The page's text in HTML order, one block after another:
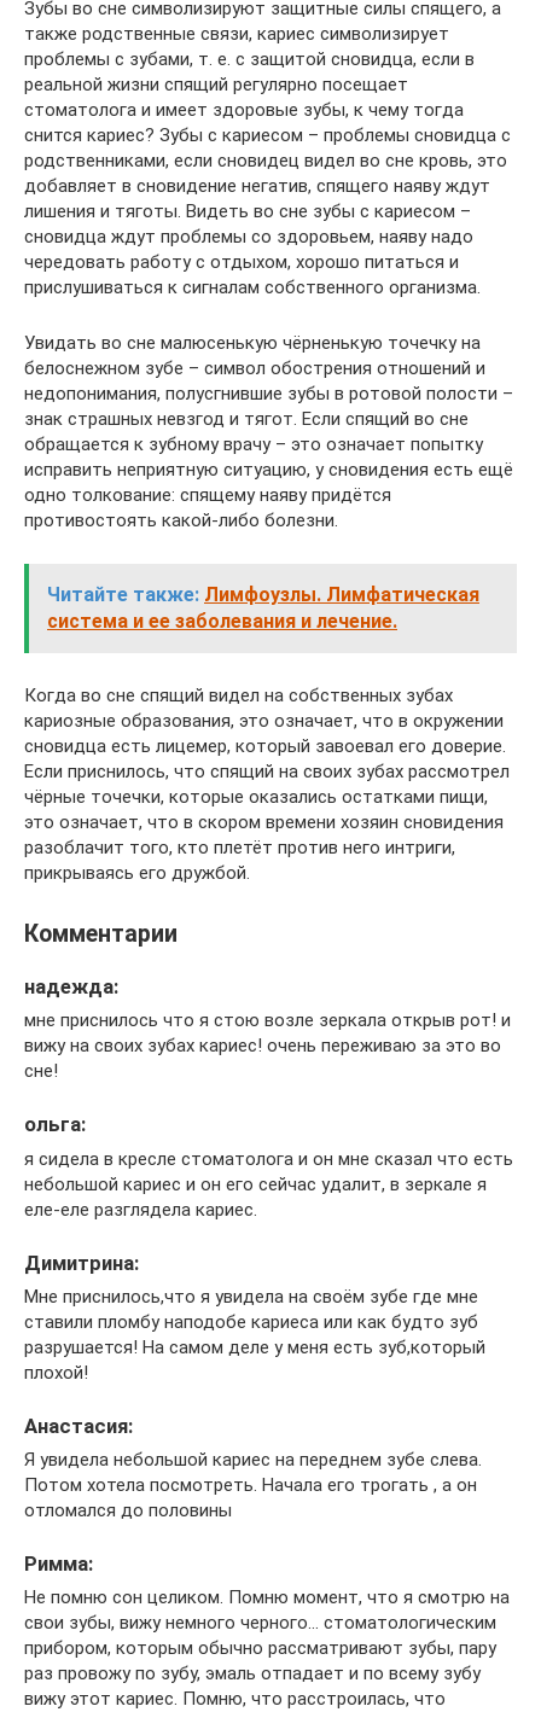
Зубы во сне символизируют защитные силы спящего, а
также родственные связи, кариес символизирует
проблемы с зубами, т. е. с защитой сновидца, если в
реальной жизни спящий регулярно посещает
стоматолога и имеет здоровые зубы, к чему тогда
снится кариес? Зубы с кариесом – проблемы сновидца с
родственниками, если сновидец видел во сне кровь, это
добавляет в сновидение негатив, спящего наяву ждут
лишения и тяготы. Видеть во сне зубы с кариесом –
сновидца ждут проблемы со здоровьем, наяву надо
чередовать работу с отдыхом, хорошо питаться и
прислушиваться к сигналам собственного организма.
Увидать во сне малюсенькую чёрненькую точечку на
белоснежном зубе – символ обострения отношений и
недопонимания, полусгнившие зубы в ротовой полости –
знак страшных невзгод и тягот. Если спящий во сне
обращается к зубному врачу – это означает попытку
исправить неприятную ситуацию, у сновидения есть ещё
одно толкование: спящему наяву придётся
противостоять какой-либо болезни.
Читайте также: Лимфоузлы. Лимфатическая
система и ее заболевания и лечение.
Когда во сне спящий видел на собственных зубах
кариозные образования, это означает, что в окружении
сновидца есть лицемер, который завоевал его доверие.
Если приснилось, что спящий на своих зубах рассмотрел
чёрные точечки, которые оказались остатками пищи,
это означает, что в скором времени хозяин сновидения
разоблачит того, кто плетёт против него интриги,
прикрываясь его дружбой.
Комментарии
надежда:
мне приснилось что я стою возле зеркала открыв рот! и
вижу на своих зубах кариес! очень переживаю за это во
сне!
ольга:
я сидела в кресле стоматолога и он мне сказал что есть
небольшой кариес и он его сейчас удалит, в зеркале я
еле-еле разглядела кариес.
Димитрина:
Мне приснилось,что я увидела на своём зубе где мне
ставили пломбу наподобе кариеса или как будто зуб
разрушается! На самом деле у меня есть зуб,который
плохой!
Анастасия:
Я увидела небольшой кариес на переднем зубе слева.
Потом хотела посмотреть. Начала его трогать , а он
отломался до половины
Римма:
Не помню сон целиком. Помню момент, что я смотрю на
свои зубы, вижу немного черного… стоматологическим
прибором, которым обычно рассматривают зубы, пару
раз провожу по зубу, эмаль отпадает и по всему зубу
вижу этот кариес. Помню, что расстроилась, что